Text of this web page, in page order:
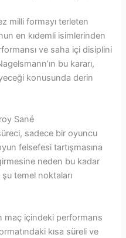
milli formayı terleten
en kıdemli isimlerinden
ve saha içi disiplini
bu kararı,
konusunda derin
Sané
sadece bir oyuncu
felsefesi tartışmasına
neden bu kadar
temel noktaları
maç içindeki performans
kısa süreli ve